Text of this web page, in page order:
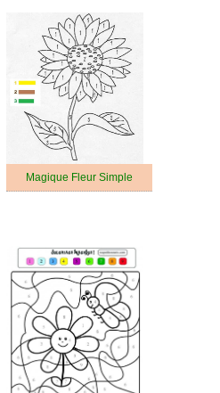
Magique Fleur Simple